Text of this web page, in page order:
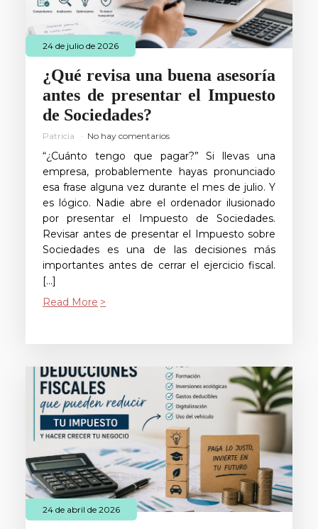
24 de julio de 2026
¿Qué revisa una buena asesoría
antes de presentar el Impuesto
de Sociedades?
Patricia No hay comentarios
“¿Cuánto tengo que pagar?” Si llevas una
empresa, probablemente hayas pronunciado
esa frase alguna vez durante el mes de julio. Y
es lógico. Nadie abre el ordenador ilusionado
por presentar el Impuesto de Sociedades.
Revisar antes de presentar el Impuesto sobre
Sociedades es una de las decisiones más
importantes antes de cerrar el ejercicio fiscal.
[…]
Read More
24 de abril de 2026